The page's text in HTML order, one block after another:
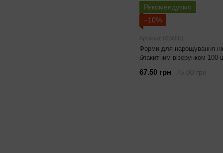
Рекомендуємо
−10%
Артикул: 0236581
Форми для нарощування
блакитним візерунком 100
75.00 грн
67.50 грн